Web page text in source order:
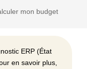
mon budget
ERP (État
en savoir plus,